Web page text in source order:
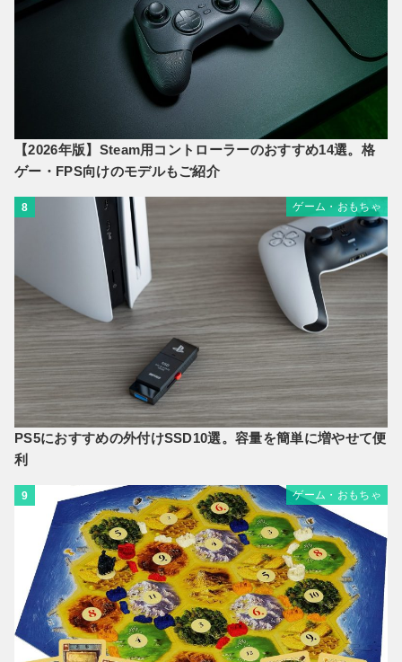
【2026年版】Steam用コントローラーのおすすめ14選。格
ゲー・FPS向けのモデルもご紹介
8 ゲーム・おもちゃ
PS5におすすめの外付けSSD10選。容量を簡単に増やせて便
利
9 ゲーム・おもちゃ